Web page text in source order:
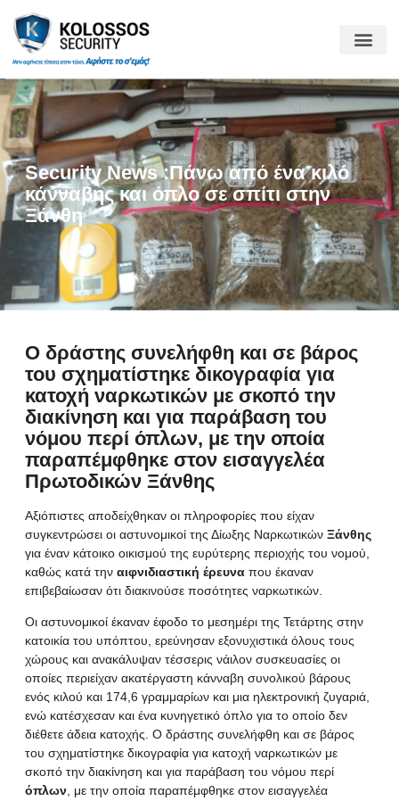
Security News :Πάνω από ένα κιλό
κάνναβης και όπλο σε σπίτι στην
Ξάνθη
Ο δράστης συνελήφθη και σε βάρος
του σχηματίστηκε δικογραφία για
κατοχή ναρκωτικών με σκοπό την
διακίνηση και για παράβαση του
νόμου περί όπλων, με την οποία
παραπέμφθηκε στον εισαγγελέα
Πρωτοδικών Ξάνθης
Αξιόπιστες αποδείχθηκαν οι πληροφορίες που είχαν
συγκεντρώσει οι αστυνομικοί της Δίωξης Ναρκωτικών Ξάνθης
για έναν κάτοικο οικισμού της ευρύτερης περιοχής του νομού,
καθώς κατά την αιφνιδιαστική έρευνα που έκαναν
επιβεβαίωσαν ότι διακινούσε ποσότητες ναρκωτικών.
Οι αστυνομικοί έκαναν έφοδο το μεσημέρι της Τετάρτης στην
κατοικία του υπόπτου, ερεύνησαν εξονυχιστικά όλους τους
χώρους και ανακάλυψαν τέσσερις νάιλον συσκευασίες οι
οποίες περιείχαν ακατέργαστη κάνναβη συνολικού βάρους
ενός κιλού και 174,6 γραμμαρίων και μια ηλεκτρονική ζυγαριά,
ενώ κατέσχεσαν και ένα κυνηγετικό όπλο για το οποίο δεν
διέθετε άδεια κατοχής. Ο δράστης συνελήφθη και σε βάρος
του σχηματίστηκε δικογραφία για κατοχή ναρκωτικών με
σκοπό την διακίνηση και για παράβαση του νόμου περί
όπλων, με την οποία παραπέμφθηκε στον εισαγγελέα